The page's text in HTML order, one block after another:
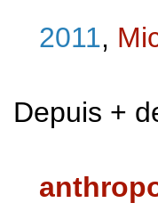
2011,
Depuis +